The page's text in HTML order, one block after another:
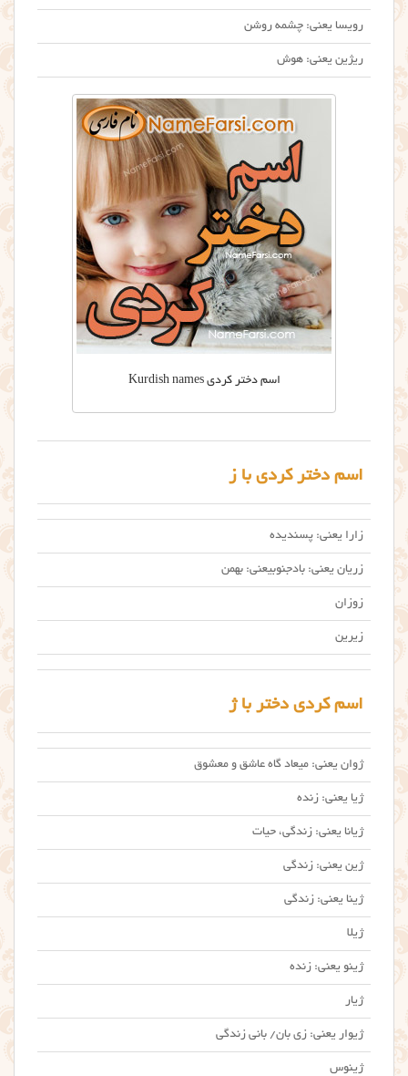
رویسا یعنی: چشمه روشن
ریژین یعنی: هوش
اسم دختر کردی Kurdish names
اسم دختر کردی با ز
زارا یعنی: پسندیده
زریان یعنی: بادجنوبیعنی: بهمن
زوزان
زیرین
اسم کردی دختر با ژ
ژوان یعنی: میعاد گاه عاشق و معشوق
ژیا یعنی: زنده
ژیانا یعنی: زندگی، حیات
ژین یعنی: زندگی
ژینا یعنی: زندگی
ژیلا
ژینو یعنی: زنده
ژیار
ژیوار یعنی: زی بان/ بانی زندگی
ژینوس